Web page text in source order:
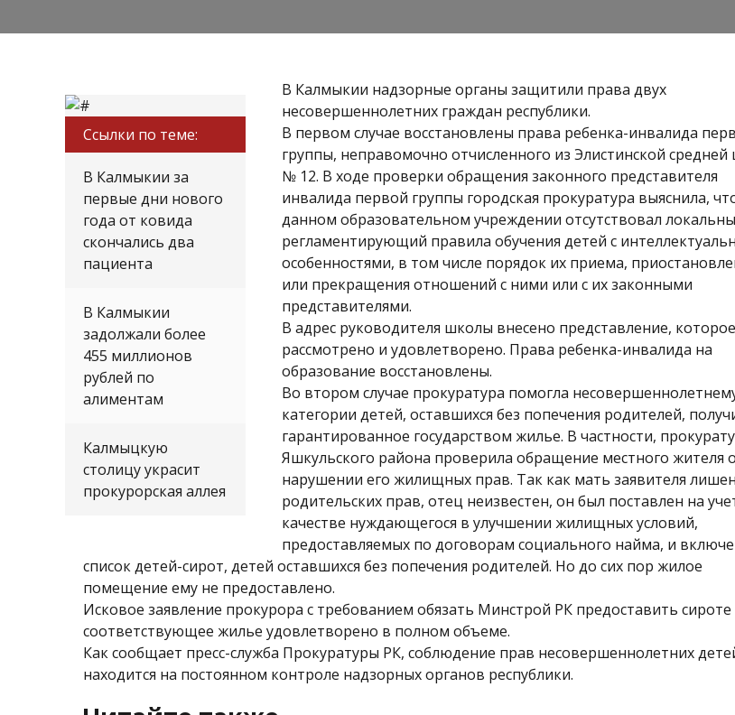
Ссылки по теме:
В Калмыкии за
первые дни нового
года от ковида
скончались два
пациента
В Калмыкии
задолжали более
455 миллионов
рублей по
алиментам
Калмыцкую
столицу украсит
прокурорская аллея
В Калмыкии надзорные органы защитили права двух
несовершеннолетних граждан республики.
В первом случае восстановлены права ребенка-инвалида
группы, неправомочно отчисленного из Элистинской
№ 12. В ходе проверки обращения законного представителя
инвалида первой группы городская прокуратура выяснила,
данном образовательном учреждении отсутствовал
регламентирующий правила обучения детей с
особенностями, в том числе порядок их приема,
или прекращения отношений с ними или с их законными
представителями.
В адрес руководителя школы внесено представление, которое
рассмотрено и удовлетворено. Права ребенка-инвалида на
образование восстановлены.
Во втором случае прокуратура помогла
категории детей, оставшихся без попечения родителей,
гарантированное государством жилье. В частности,
Яшкульского района проверила обращение местного жителя о
нарушении его жилищных прав. Так как мать заявителя
родительских прав, отец неизвестен, он был поставлен на
качестве нуждающегося в улучшении жилищных условий,
предоставляемых по договорам социального найма, и
список детей-сирот, детей оставшихся без попечения родителей. Но до сих пор жилое
помещение ему не предоставлено.
Исковое заявление прокурора с требованием обязать Минстрой РК предоставить сироте
соответствующее жилье удовлетворено в полном объеме.
Как сообщает пресс-служба Прокуратуры РК, соблюдение прав несовершеннолетних
находится на постоянном контроле надзорных органов республики.